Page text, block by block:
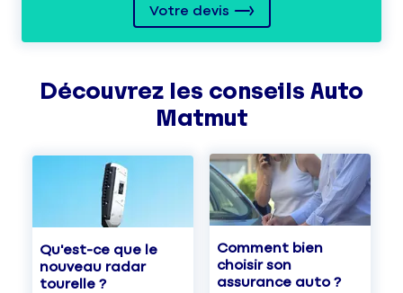
Votre devis
Découvrez les conseils Auto
Matmut
Qu'est-ce que le
nouveau radar
tourelle ?
Comment bien
choisir son
assurance auto ?